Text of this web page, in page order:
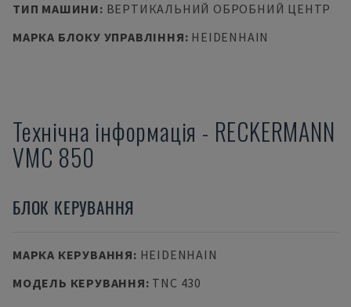
ТИП МАШИНИ: ВЕРТИКАЛЬНИЙ ОБРОБНИЙ ЦЕНТР
МАРКА БЛОКУ УПРАВЛІННЯ: HEIDENHAIN
Технічна інформація - RECKERMANN
VMC 850
БЛОК КЕРУВАННЯ
МАРКА КЕРУВАННЯ: HEIDENHAIN
МОДЕЛЬ КЕРУВАННЯ: TNC 430